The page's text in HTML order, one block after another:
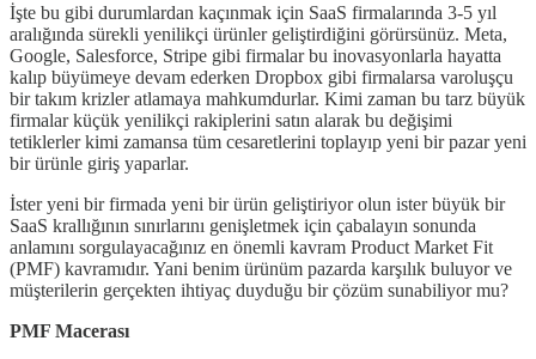
İşte bu gibi durumlardan kaçınmak için SaaS firmalarında 3-5 yıl
aralığında sürekli yenilikçi ürünler geliştirdiğini görürsünüz. Meta,
Google, Salesforce, Stripe gibi firmalar bu inovasyonlarla hayatta
kalıp büyümeye devam ederken Dropbox gibi firmalarsa varoluşçu
bir takım krizler atlamaya mahkumdurlar. Kimi zaman bu tarz büyük
firmalar küçük yenilikçi rakiplerini satın alarak bu değişimi
tetiklerler kimi zamansa tüm cesaretlerini toplayıp yeni bir pazar yeni
bir ürünle giriş yaparlar.
İster yeni bir firmada yeni bir ürün geliştiriyor olun ister büyük bir
SaaS krallığının sınırlarını genişletmek için çabalayın sonunda
anlamını sorgulayacağınız en önemli kavram Product Market Fit
(PMF) kavramıdır. Yani benim ürünüm pazarda karşılık buluyor ve
müşterilerin gerçekten ihtiyaç duyduğu bir çözüm sunabiliyor mu?
PMF Macerası